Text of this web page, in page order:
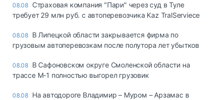
08.08 Страховая компания "Пари" через суд в Туле
требует 29 млн руб. с автоперевозчика Kaz TralServiece
08.08 В Липецкой области закрывается фирма по
грузовым автоперевозкам после полутора лет убытков
08.08 В Сафоновском округе Смоленской области на
трассе М-1 полностью выгорел грузовик
08.08 На автодороге Владимир – Муром – Арзамас в